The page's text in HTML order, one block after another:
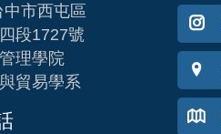
市西屯區
段1727號
理學院
貿易學系